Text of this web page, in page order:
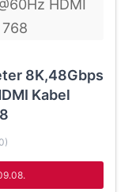
8K,48Gbps
Kabel